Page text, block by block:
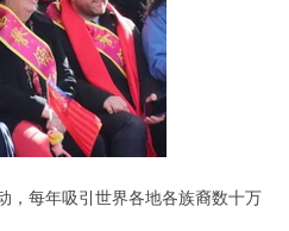
，每年吸引世界各地各族裔数十万